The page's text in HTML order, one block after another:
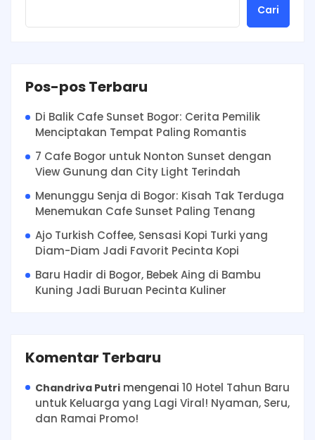
Cari
Pos-pos Terbaru
Di Balik Cafe Sunset Bogor: Cerita Pemilik
Menciptakan Tempat Paling Romantis
7 Cafe Bogor untuk Nonton Sunset dengan
View Gunung dan City Light Terindah
Menunggu Senja di Bogor: Kisah Tak Terduga
Menemukan Cafe Sunset Paling Tenang
Ajo Turkish Coffee, Sensasi Kopi Turki yang
Diam-Diam Jadi Favorit Pecinta Kopi
Baru Hadir di Bogor, Bebek Aing di Bambu
Kuning Jadi Buruan Pecinta Kuliner
Komentar Terbaru
Chandriva Putri mengenai 10 Hotel Tahun Baru
untuk Keluarga yang Lagi Viral! Nyaman, Seru,
dan Ramai Promo!